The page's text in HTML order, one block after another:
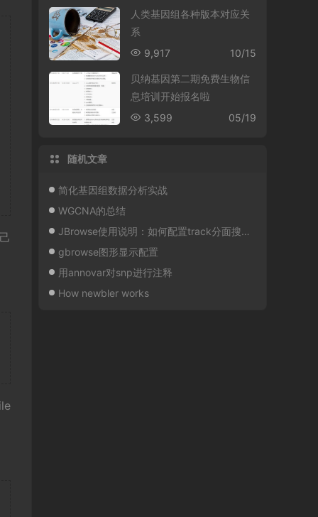
人类基因组各种版本对应关
系
10/15
9,917
贝纳基因第二期免费生物信
息培训开始报名啦
05/19
3,599
随机文章
简化基因组数据分析实战
WGCNA的总结
JBrowse使用说明：如何配置track分面搜索选择器
gbrowse图形显示配置
用annovar对snp进行注释
How newbler works